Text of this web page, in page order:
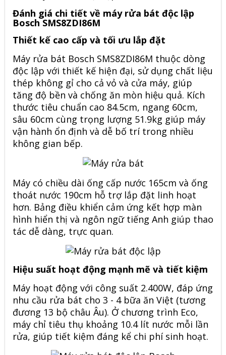
Đánh giá chi tiết về máy rửa bát độc lập
Bosch SMS8ZDI86M
Thiết kế cao cấp và tối ưu lắp đặt
Máy rửa bát Bosch SMS8ZDI86M thuộc dòng
độc lập với thiết kế hiện đại, sử dụng chất liệu
thép không gỉ cho cả vỏ và cửa máy, giúp
tăng độ bền và chống ăn mòn hiệu quả. Kích
thước tiêu chuẩn cao 84.5cm, ngang 60cm,
sâu 60cm cùng trọng lượng 51.9kg giúp máy
vận hành ổn định và dễ bố trí trong nhiều
không gian bếp.
Máy có chiều dài ống cấp nước 165cm và ống
thoát nước 190cm hỗ trợ lắp đặt linh hoạt
hơn. Bảng điều khiển cảm ứng kết hợp màn
hình hiển thị và ngôn ngữ tiếng Anh giúp thao
tác dễ dàng, trực quan.
Hiệu suất hoạt động mạnh mẽ và tiết kiệm
Máy hoạt động với công suất 2.400W, đáp ứng
nhu cầu rửa bát cho 3 - 4 bữa ăn Việt (tương
đương 13 bộ châu Âu). Ở chương trình Eco,
máy chỉ tiêu thụ khoảng 10.4 lít nước mỗi lần
rửa, giúp tiết kiệm đáng kể chi phí sinh hoạt.